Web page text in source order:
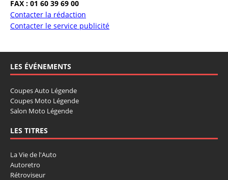
FAX : 01 60 39 69 00
Contacter la rédaction
Contacter le service publicité
LES ÉVÉNEMENTS
Coupes Auto Légende
Coupes Moto Légende
Salon Moto Légende
LES TITRES
La Vie de l'Auto
Autoretro
Rétroviseur